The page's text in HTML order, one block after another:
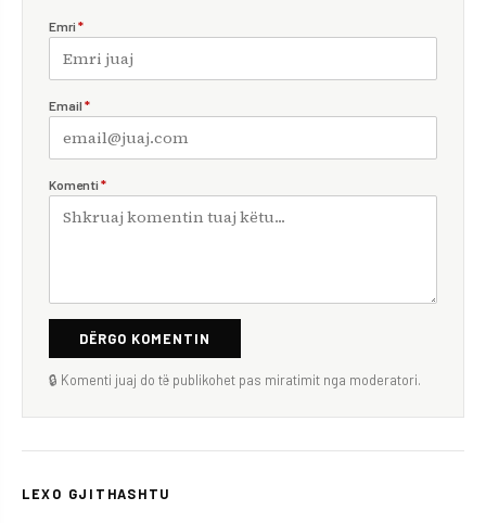
Emri *
Email *
Komenti *
DËRGO KOMENTIN
🔒 Komenti juaj do të publikohet pas miratimit nga moderatori.
LEXO GJITHASHTU